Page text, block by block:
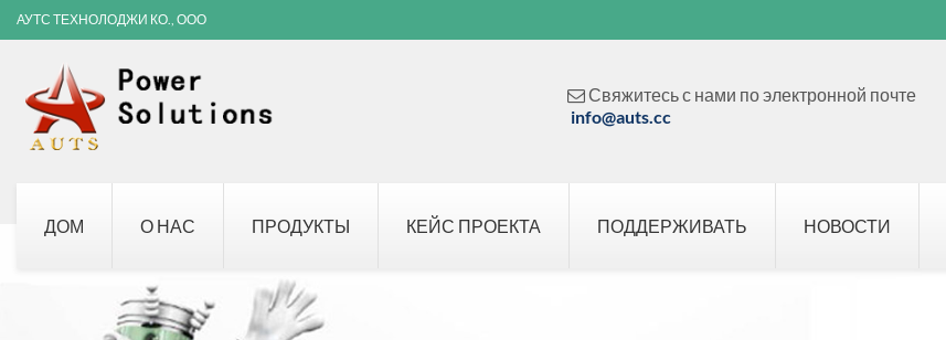
АУТС ТЕХНОЛОДЖИ КО., ООО
 Свяжитесь с нами по электронной почте
info@auts.cc
ДОМ О НАС ПРОДУКТЫ КЕЙС ПРОЕКТА ПОДДЕРЖИВАТЬ НОВОСТИ